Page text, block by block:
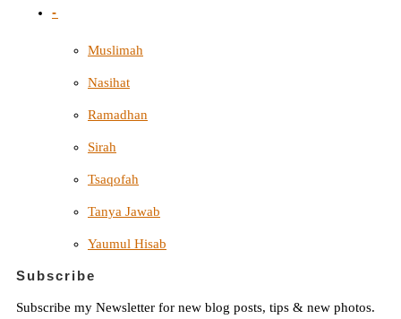
-
Muslimah
Nasihat
Ramadhan
Sirah
Tsaqofah
Tanya Jawab
Yaumul Hisab
Subscribe
Subscribe my Newsletter for new blog posts, tips & new photos.